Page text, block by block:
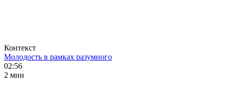
Контекст
Молодость в рамках разумного
02:56
2 мин